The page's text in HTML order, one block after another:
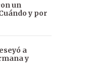
un
y por
a
y